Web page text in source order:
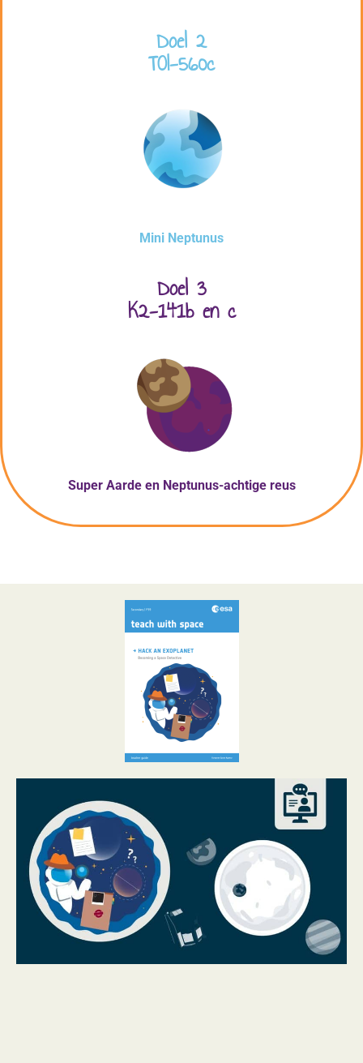
Doel 2
TOI-560c
Mini Neptunus
Doel 3
K2-141b en c
Super Aardeen Neptunus-achtige reus